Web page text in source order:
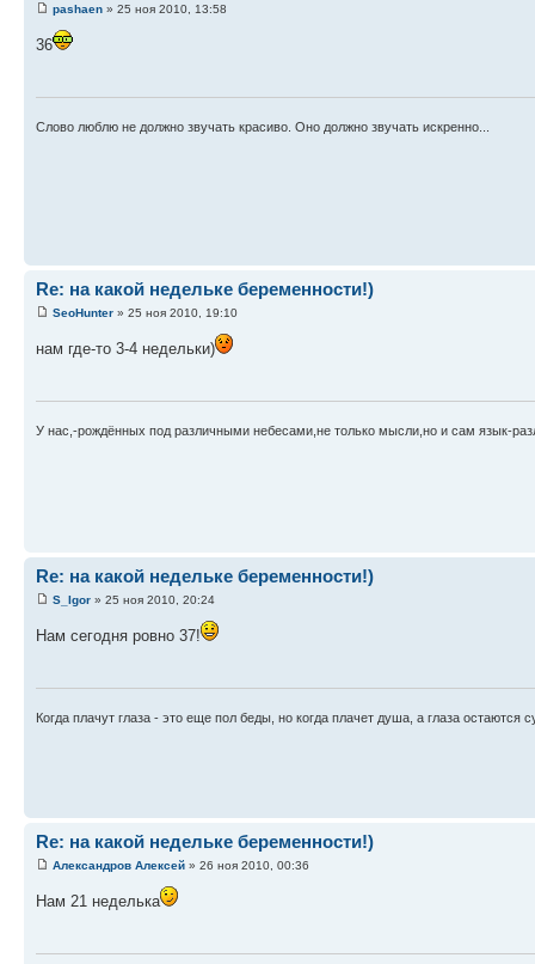
pashaen » 25 ноя 2010, 13:58
36
Слово люблю не должно звучать красиво. Оно должно звучать искренно...
Re: на какой недельке беременности!)
SeoHunter » 25 ноя 2010, 19:10
нам где-то 3-4 недельки)
У нас,-рождённых под различными небесами,не только мысли,но и сам язык-
Re: на какой недельке беременности!)
S_Igor » 25 ноя 2010, 20:24
Нам сегодня ровно 37!
Когда плачут глаза - это еще пол беды, но когда плачет душа, а глаза остаются
Re: на какой недельке беременности!)
Александров Алексей » 26 ноя 2010, 00:36
Нам 21 неделька